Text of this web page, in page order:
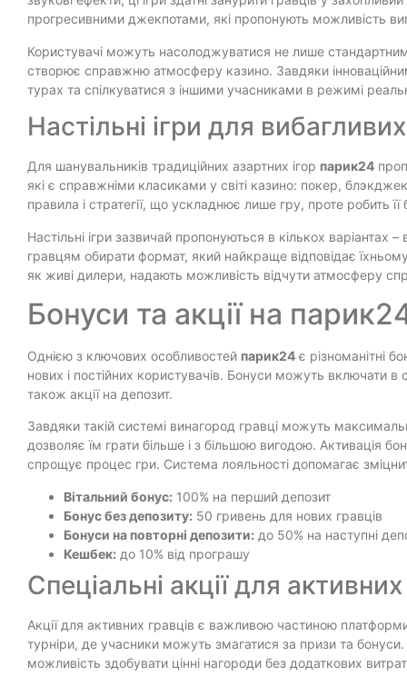
прогресивними джекпотами, які пропонують можливість
Користувачі можуть насолоджуватися не лише
створює справжню атмосферу казино. Завдяки
турах та спілкуватися з іншими учасниками в режимі
Настільні ігри для
Для шанувальників традиційних азартних ігор парик24
які є справжніми класиками у світі казино: покер,
правила і стратегії, що ускладнює лише гру, проте робить
Настільні ігри зазвичай пропонуються в кількох
гравцям обирати формат, який найкраще відповідає
як живі дилери, надають можливість відчути атмосферу
Бонуси та акції на
Однією з ключових особливостей парик24 є різноманітні
нових і постійних користувачів. Бонуси можуть включати в
також акції на депозит.
Завдяки такій системі винагород гравці можуть
дозволяє їм грати більше і з більшою вигодою. Активація
спрощує процес гри. Система лояльності допомагає
Вітальний бонус: 100% на перший депозит
Бонус без депозиту: 50 гривень для нових гравців
Бонуси на повторні депозити: до 50% на наступні
Кешбек: до 10% від програшу
Спеціальні акції для
Акції для активних гравців є важливою частиною
турніри, де учасники можуть змагатися за призи та
можливість здобувати цінні нагороди без додаткових